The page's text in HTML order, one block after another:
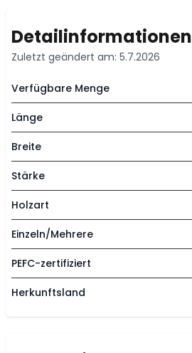
Detailinformationen
Zuletzt geändert am: 5.7.2026
Verfügbare Menge
Länge
Breite
Stärke
Holzart
Einzeln/Mehrere
PEFC-zertifiziert
Herkunftsland